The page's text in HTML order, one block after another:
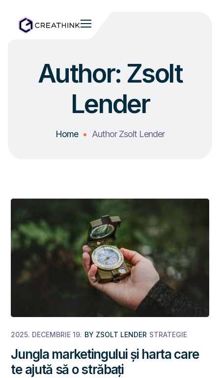
Author: Zsolt
Lender
Home Author Zsolt Lender
2025. DECEMBRIE 19. BY ZSOLT LENDER STRATEGIE
Jungla marketingului și harta care
te ajută să o străbați